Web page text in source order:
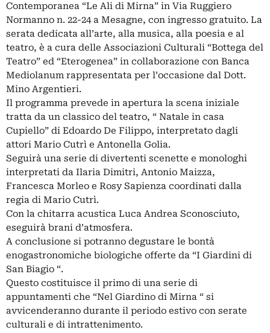
Contemporanea “Le Ali di Mirna” in Via Ruggiero
Normanno n. 22-24 a Mesagne, con ingresso gratuito. La
serata dedicata all’arte, alla musica, alla poesia e al
teatro, è a cura delle Associazioni Culturali “Bottega del
Teatro” ed “Eterogenea” in collaborazione con Banca
Mediolanum rappresentata per l’occasione dal Dott.
Mino Argentieri.
Il programma prevede in apertura la scena iniziale
tratta da un classico del teatro, “ Natale in casa
Cupiello” di Edoardo De Filippo, interpretato dagli
attori Mario Cutrì e Antonella Golia.
Seguirà una serie di divertenti scenette e monologhi
interpretati da Ilaria Dimitri, Antonio Maizza,
Francesca Morleo e Rosy Sapienza coordinati dalla
regia di Mario Cutrì.
Con la chitarra acustica Luca Andrea Sconosciuto,
eseguirà brani d’atmosfera.
A conclusione si potranno degustare le bontà
enogastronomiche biologiche offerte da “I Giardini di
San Biagio “.
Questo costituisce il primo di una serie di
appuntamenti che “Nel Giardino di Mirna “ si
avvicenderanno durante il periodo estivo con serate
culturali e di intrattenimento.